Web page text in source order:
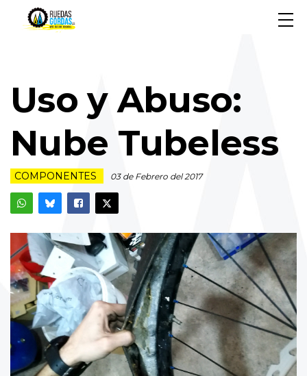
Uso y Abuso:
Nube Tubeless
COMPONENTES 03 de Febrero del 2017